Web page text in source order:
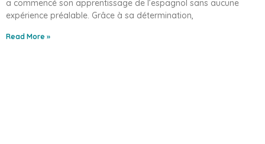
a commencé son apprentissage de l’espagnol sans aucune
expérience préalable. Grâce à sa détermination,
Read More »